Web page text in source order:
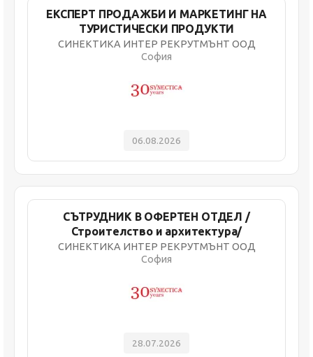
ЕКСПЕРТ ПРОДАЖБИ И МАРКЕТИНГ НА
ТУРИСТИЧЕСКИ ПРОДУКТИ
СИНЕКТИКА ИНТЕР РЕКРУТМЪНТ ООД
София
06.08.2026
СЪТРУДНИК В ОФЕРТЕН ОТДЕЛ /
Строителство и архитектура/
СИНЕКТИКА ИНТЕР РЕКРУТМЪНТ ООД
София
28.07.2026